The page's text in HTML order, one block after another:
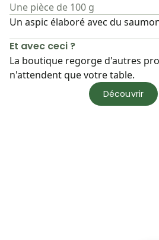
Une pièce de 100 g
Un aspic élaboré avec du
Et avec ceci ?
La boutique regorge d'autres
n'attendent que votre table.
Découvrir